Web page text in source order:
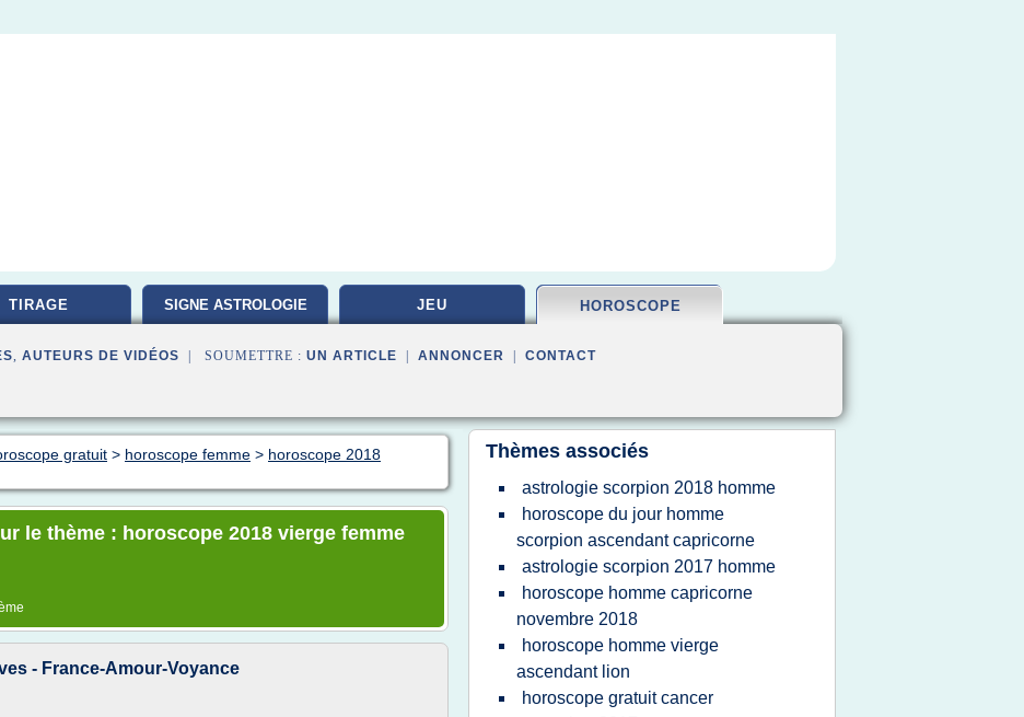
TIRAGE SIGNE ASTROLOGIE JEU HOROSCOPE
, AUTEURS DE VIDÉOS | SOUMETTRE : UN ARTICLE ANNONCER CONTACT
gratuit > horoscope femme > horoscope 2018
le thème : horoscope 2018 vierge femme
- France-Amour-Voyance
Thèmes associés
astrologie scorpion 2018 homme
horoscope du jour homme
scorpion ascendant capricorne
astrologie scorpion 2017 homme
horoscope homme capricorne
novembre 2018
horoscope homme vierge
ascendant lion
horoscope gratuit cancer